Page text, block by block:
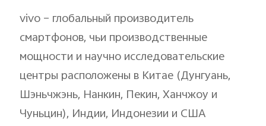
vivo – глобальный производитель
смартфонов, чьи производственные
мощности и научно исследовательские
центры расположены в Китае (Дунгуань,
Шэньчжэнь, Нанкин, Пекин, Ханчжоу и
Чуньцин), Индии, Индонезии и США